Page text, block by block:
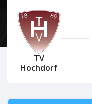
TV
Hochdorf